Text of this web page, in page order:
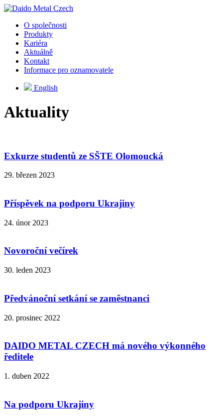
O společnosti
Produkty
Kariéra
Aktuálně
Kontakt
Informace pro oznamovatele
English
Aktuality
Exkurze studentů ze SŠTE Olomoucká
29. březen 2023
Příspěvek na podporu Ukrajiny
24. únor 2023
Novoroční večírek
30. leden 2023
Předvánoční setkání se zaměstnanci
20. prosinec 2022
DAIDO METAL CZECH má nového výkonného
ředitele
1. duben 2022
Na podporu Ukrajiny